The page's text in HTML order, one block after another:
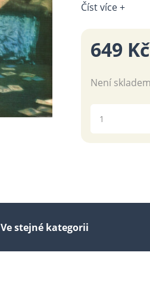
Číst více +
649 Kč
Není skladem
Ve stejné kategorii